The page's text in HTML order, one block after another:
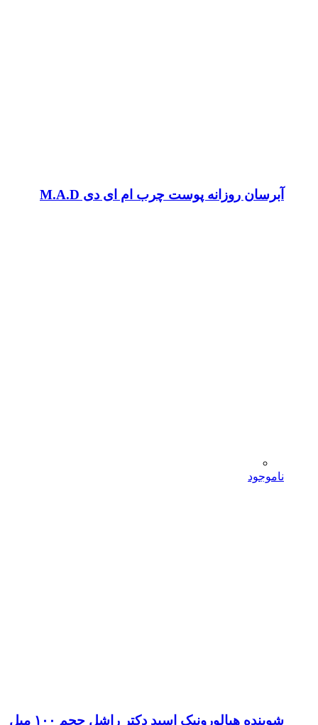
آبرسان روزانه پوست چرب ام ای دی M.A.D
ناموجود
شوینده هیالورونیک اسید دکتر راشل حجم ۱۰۰ میل